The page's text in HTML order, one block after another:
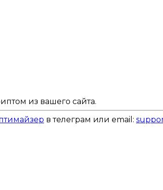
из вашего сайта.
в телеграм или email: